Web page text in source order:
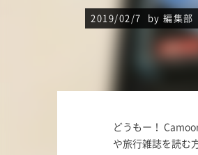
2019/02/7 by 編集部
どうもー！
や旅行雑誌を読む